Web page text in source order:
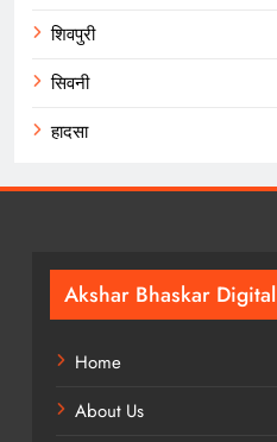
शिवपुरी
सिवनी
हादसा
Akshar Bhaskar Digital
Home
About Us